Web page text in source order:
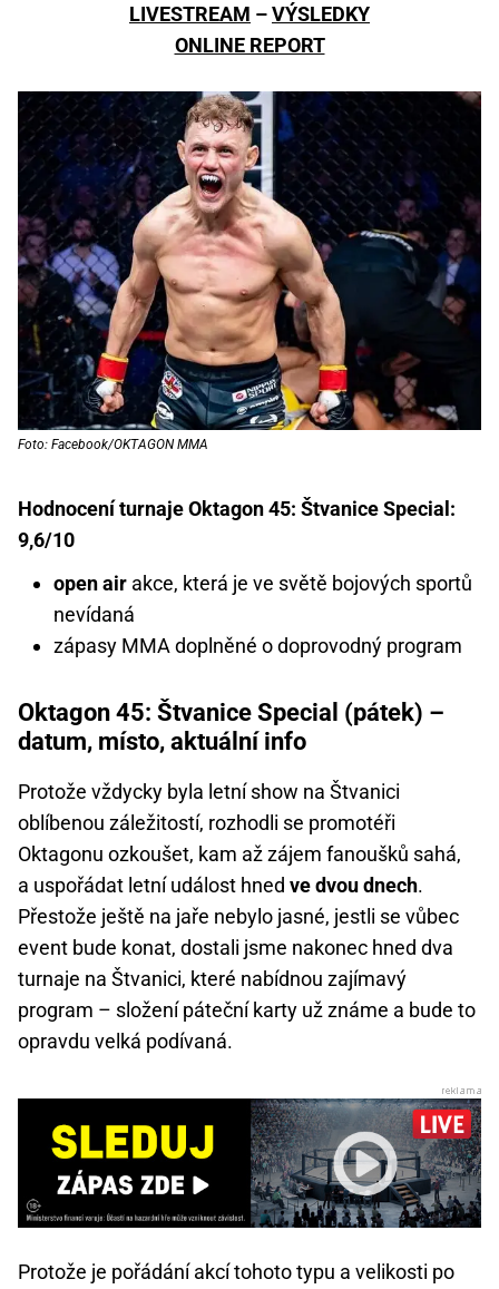
LIVESTREAM –VÝSLEDKY
ONLINE REPORT
Foto: Facebook/OKTAGON MMA
Hodnocení turnaje Oktagon 45: Štvanice Special:
9,6/10
open air akce, která je ve světě bojových sportů
nevídaná
zápasy MMA doplněné o doprovodný program
Oktagon 45: Štvanice Special (pátek) –
datum, místo, aktuální info
Protože vždycky byla letní show na Štvanici
oblíbenou záležitostí, rozhodli se promotéři
Oktagonu ozkoušet, kam až zájem fanoušků sahá,
a uspořádat letní událost hned ve dvou dnech.
Přestože ještě na jaře nebylo jasné, jestli se vůbec
event bude konat, dostali jsme nakonec hned dva
turnaje na Štvanici, které nabídnou zajímavý
program – složení páteční karty už známe a bude to
opravdu velká podívaná.
Protože je pořádání akcí tohoto typu a velikosti po